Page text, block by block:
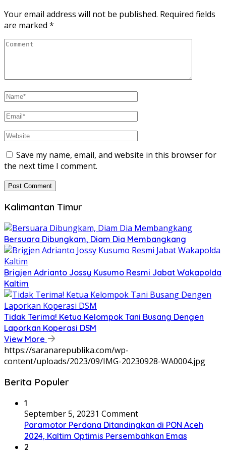
Your email address will not be published. Required fields
are marked *
Save my name, email, and website in this browser for
the next time I comment.
Kalimantan Timur
Bersuara Dibungkam, Diam Dia Membangkang
Brigjen Adrianto Jossy Kusumo Resmi Jabat Wakapolda
Kaltim
Tidak Terima! Ketua Kelompok Tani Busang Dengen
Laporkan Koperasi DSM
View More
https://saranarepublika.com/wp-
content/uploads/2023/09/IMG-20230928-WA0004.jpg
Berita Populer
1
September 5, 20231 Comment
Paramotor Perdana Ditandingkan di PON Aceh
2024, Kaltim Optimis Persembahkan Emas
2